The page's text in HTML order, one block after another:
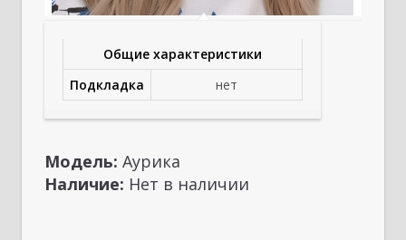
Общие характеристики
Подкладка
нет
Модель: Аурика
Наличие: Нет в наличии